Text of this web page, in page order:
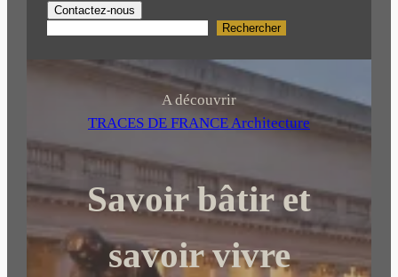
Contactez-nous
r
c
h
r
Rechercher
A découvrir
TRACES DE FRANCE Architecture
Savoir bâtir et
savoir vivre